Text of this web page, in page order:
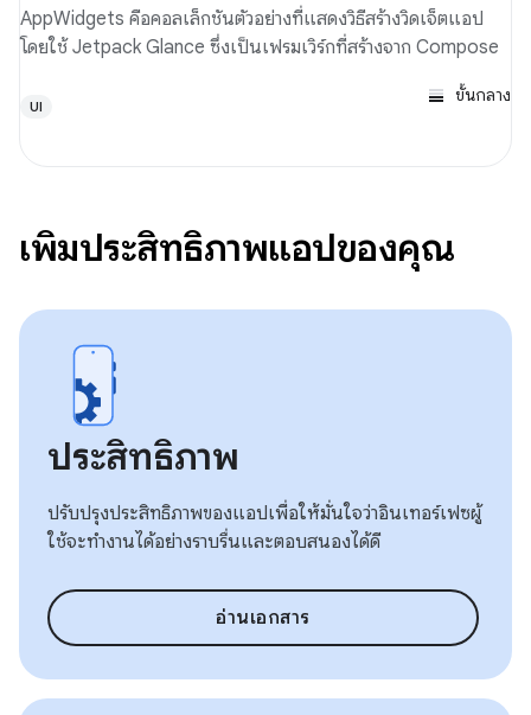
AppWidgets คือคอลเล็กชันตัวอย่างที่แสดงวิธีสร้างวิดเจ็ตแอป
โดยใช้ Jetpack Glance ซึ่งเป็นเฟรมเวิร์กที่สร้างจาก Compose
UI
ขั้นกลาง
เพิ่มประสิทธิภาพแอปของคุณ
ประสิทธิภาพ
ปรับปรุงประสิทธิภาพของแอปเพื่อให้มั่นใจว่าอินเทอร์เฟซผู้
ใช้จะทำงานได้อย่างราบรื่นและตอบสนองได้ดี
อ่านเอกสาร